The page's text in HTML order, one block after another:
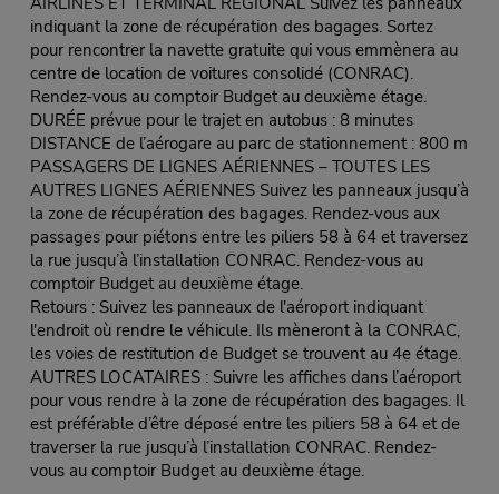
indiquant la zone de récupération des bagages. Sortez
pour rencontrer la navette gratuite qui vous emmènera au
centre de location de voitures consolidé (CONRAC).
Rendez-vous au comptoir Budget au deuxième étage.
DURÉE prévue pour le trajet en autobus : 8 minutes
DISTANCE de l’aérogare au parc de stationnement : 800 m
PASSAGERS DE LIGNES AÉRIENNES – TOUTES LES
AUTRES LIGNES AÉRIENNES Suivez les panneaux jusqu’à
la zone de récupération des bagages. Rendez-vous aux
passages pour piétons entre les piliers 58 à 64 et traversez
la rue jusqu’à l’installation CONRAC. Rendez-vous au
comptoir Budget au deuxième étage.
Retours : Suivez les panneaux de l'aéroport indiquant
l'endroit où rendre le véhicule. Ils mèneront à la CONRAC,
les voies de restitution de Budget se trouvent au 4e étage.
AUTRES LOCATAIRES : Suivre les affiches dans l’aéroport
pour vous rendre à la zone de récupération des bagages. Il
est préférable d’être déposé entre les piliers 58 à 64 et de
traverser la rue jusqu’à l’installation CONRAC. Rendez-
vous au comptoir Budget au deuxième étage.